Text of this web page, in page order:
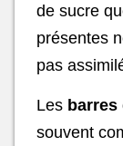
de sucre
présentes
pas
Les barres
souvent